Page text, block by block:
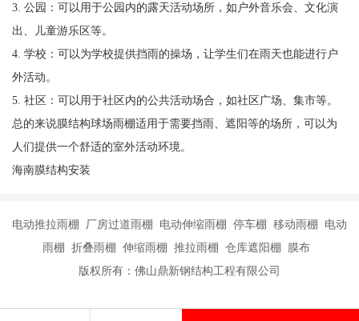
3. 公园：可以用于公园内的露天活动场所，如户外音乐会、文化演
出、儿童游乐区等。
4. 学校：可以为学校提供挡雨的操场，让学生们在雨天也能进行户
外活动。
5. 社区：可以用于社区内的公共活动场合，如社区广场、集市等。
总的来说膜结构球场雨棚适用于需要挡雨、遮阳等的场所，可以为
人们提供一个舒适的室外活动环境。
海南膜结构安装
电动推拉雨棚 厂房过道雨棚 电动伸缩雨棚 停车棚 移动雨棚 电动
雨棚 折叠雨棚 伸缩雨棚 推拉雨棚 仓库遮阳棚 膜布
版权所有：佛山鼎新钢结构工程有限公司